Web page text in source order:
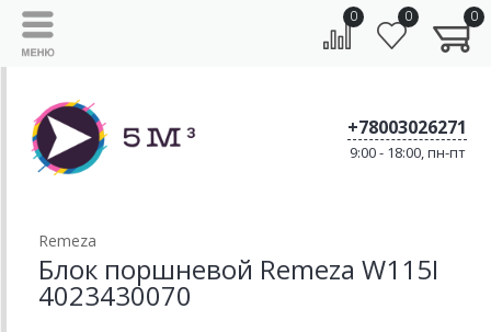
0 0 0
+78003026271
9:00 - 18:00, пн-пт
Remeza
Блок поршневой Remeza W115I
4023430070